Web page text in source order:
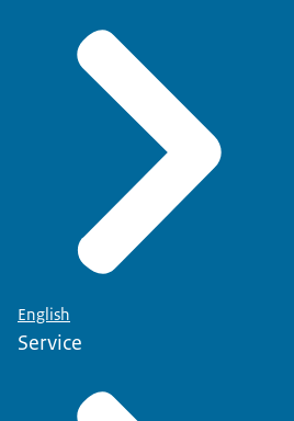
English
Service